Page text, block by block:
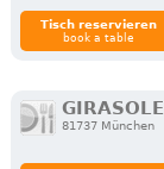
Tisch reservieren
book a table
81737 München